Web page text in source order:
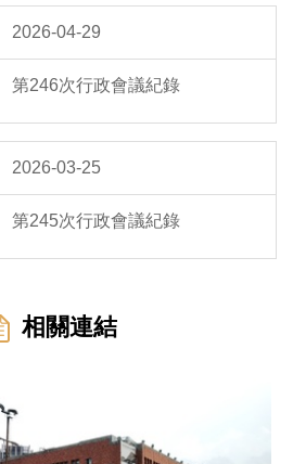
2026-04-29
第246次行政會議紀錄
2026-03-25
第245次行政會議紀錄
相關連結